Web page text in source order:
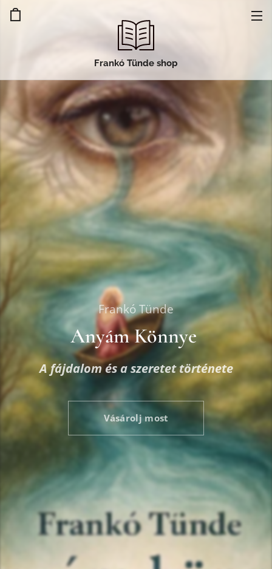
Frankó Tünde shop
Frankó Tünde
Anyám Könnye
A fájdalom és a szeretet története
Vásárolj most